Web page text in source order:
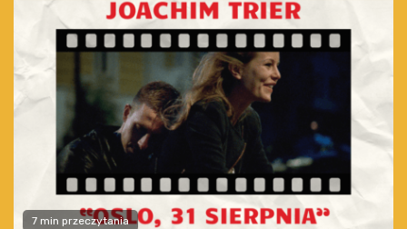
7 min przeczytania